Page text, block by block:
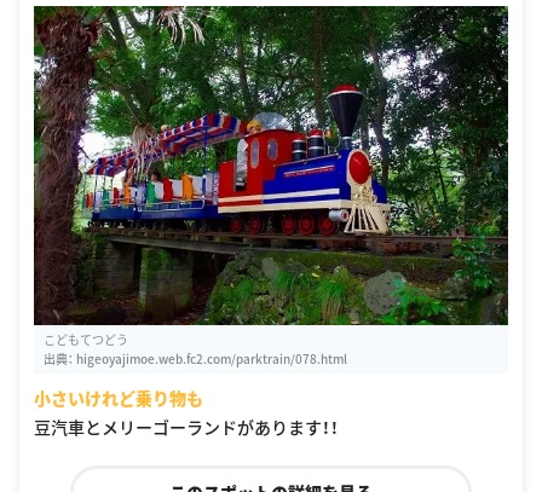
こどもてつどう
出典： higeoyajimoe.web.fc2.com/parktrain/078.html
小さいけれど乗り物も
豆汽車とメリーゴーランドがあります！！